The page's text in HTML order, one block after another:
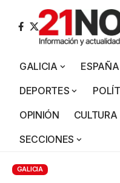
GALICIA ESPAÑA
DEPORTES
OPINIÓN
CULTURA
SECCIONES
GALICIA